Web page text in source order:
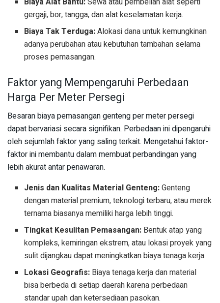
gergaji, bor, tangga, dan alat keselamatan kerja.
Biaya Tak Terduga:Alokasi dana untuk kemungkinan
adanya perubahan atau kebutuhan tambahan selama
proses pemasangan.
Faktor yang Mempengaruhi Perbedaan
Harga Per Meter Persegi
Besaran biaya pemasangan genteng per meter persegi
dapat bervariasi secara signifikan. Perbedaan ini dipengaruhi
oleh sejumlah faktor yang saling terkait. Mengetahui faktor-
faktor ini membantu dalam membuat perbandingan yang
lebih akurat antar penawaran.
Jenis dan Kualitas Material Genteng:Genteng
dengan material premium, teknologi terbaru, atau merek
ternama biasanya memiliki harga lebih tinggi.
Tingkat Kesulitan Pemasangan: Bentuk atap yang
kompleks, kemiringan ekstrem, atau lokasi proyek yang
sulit dijangkau dapat meningkatkan biaya tenaga kerja.
Lokasi Geografis: Biaya tenaga kerja dan material
bisa berbeda di setiap daerah karena perbedaan
standar upah dan ketersediaan pasokan.